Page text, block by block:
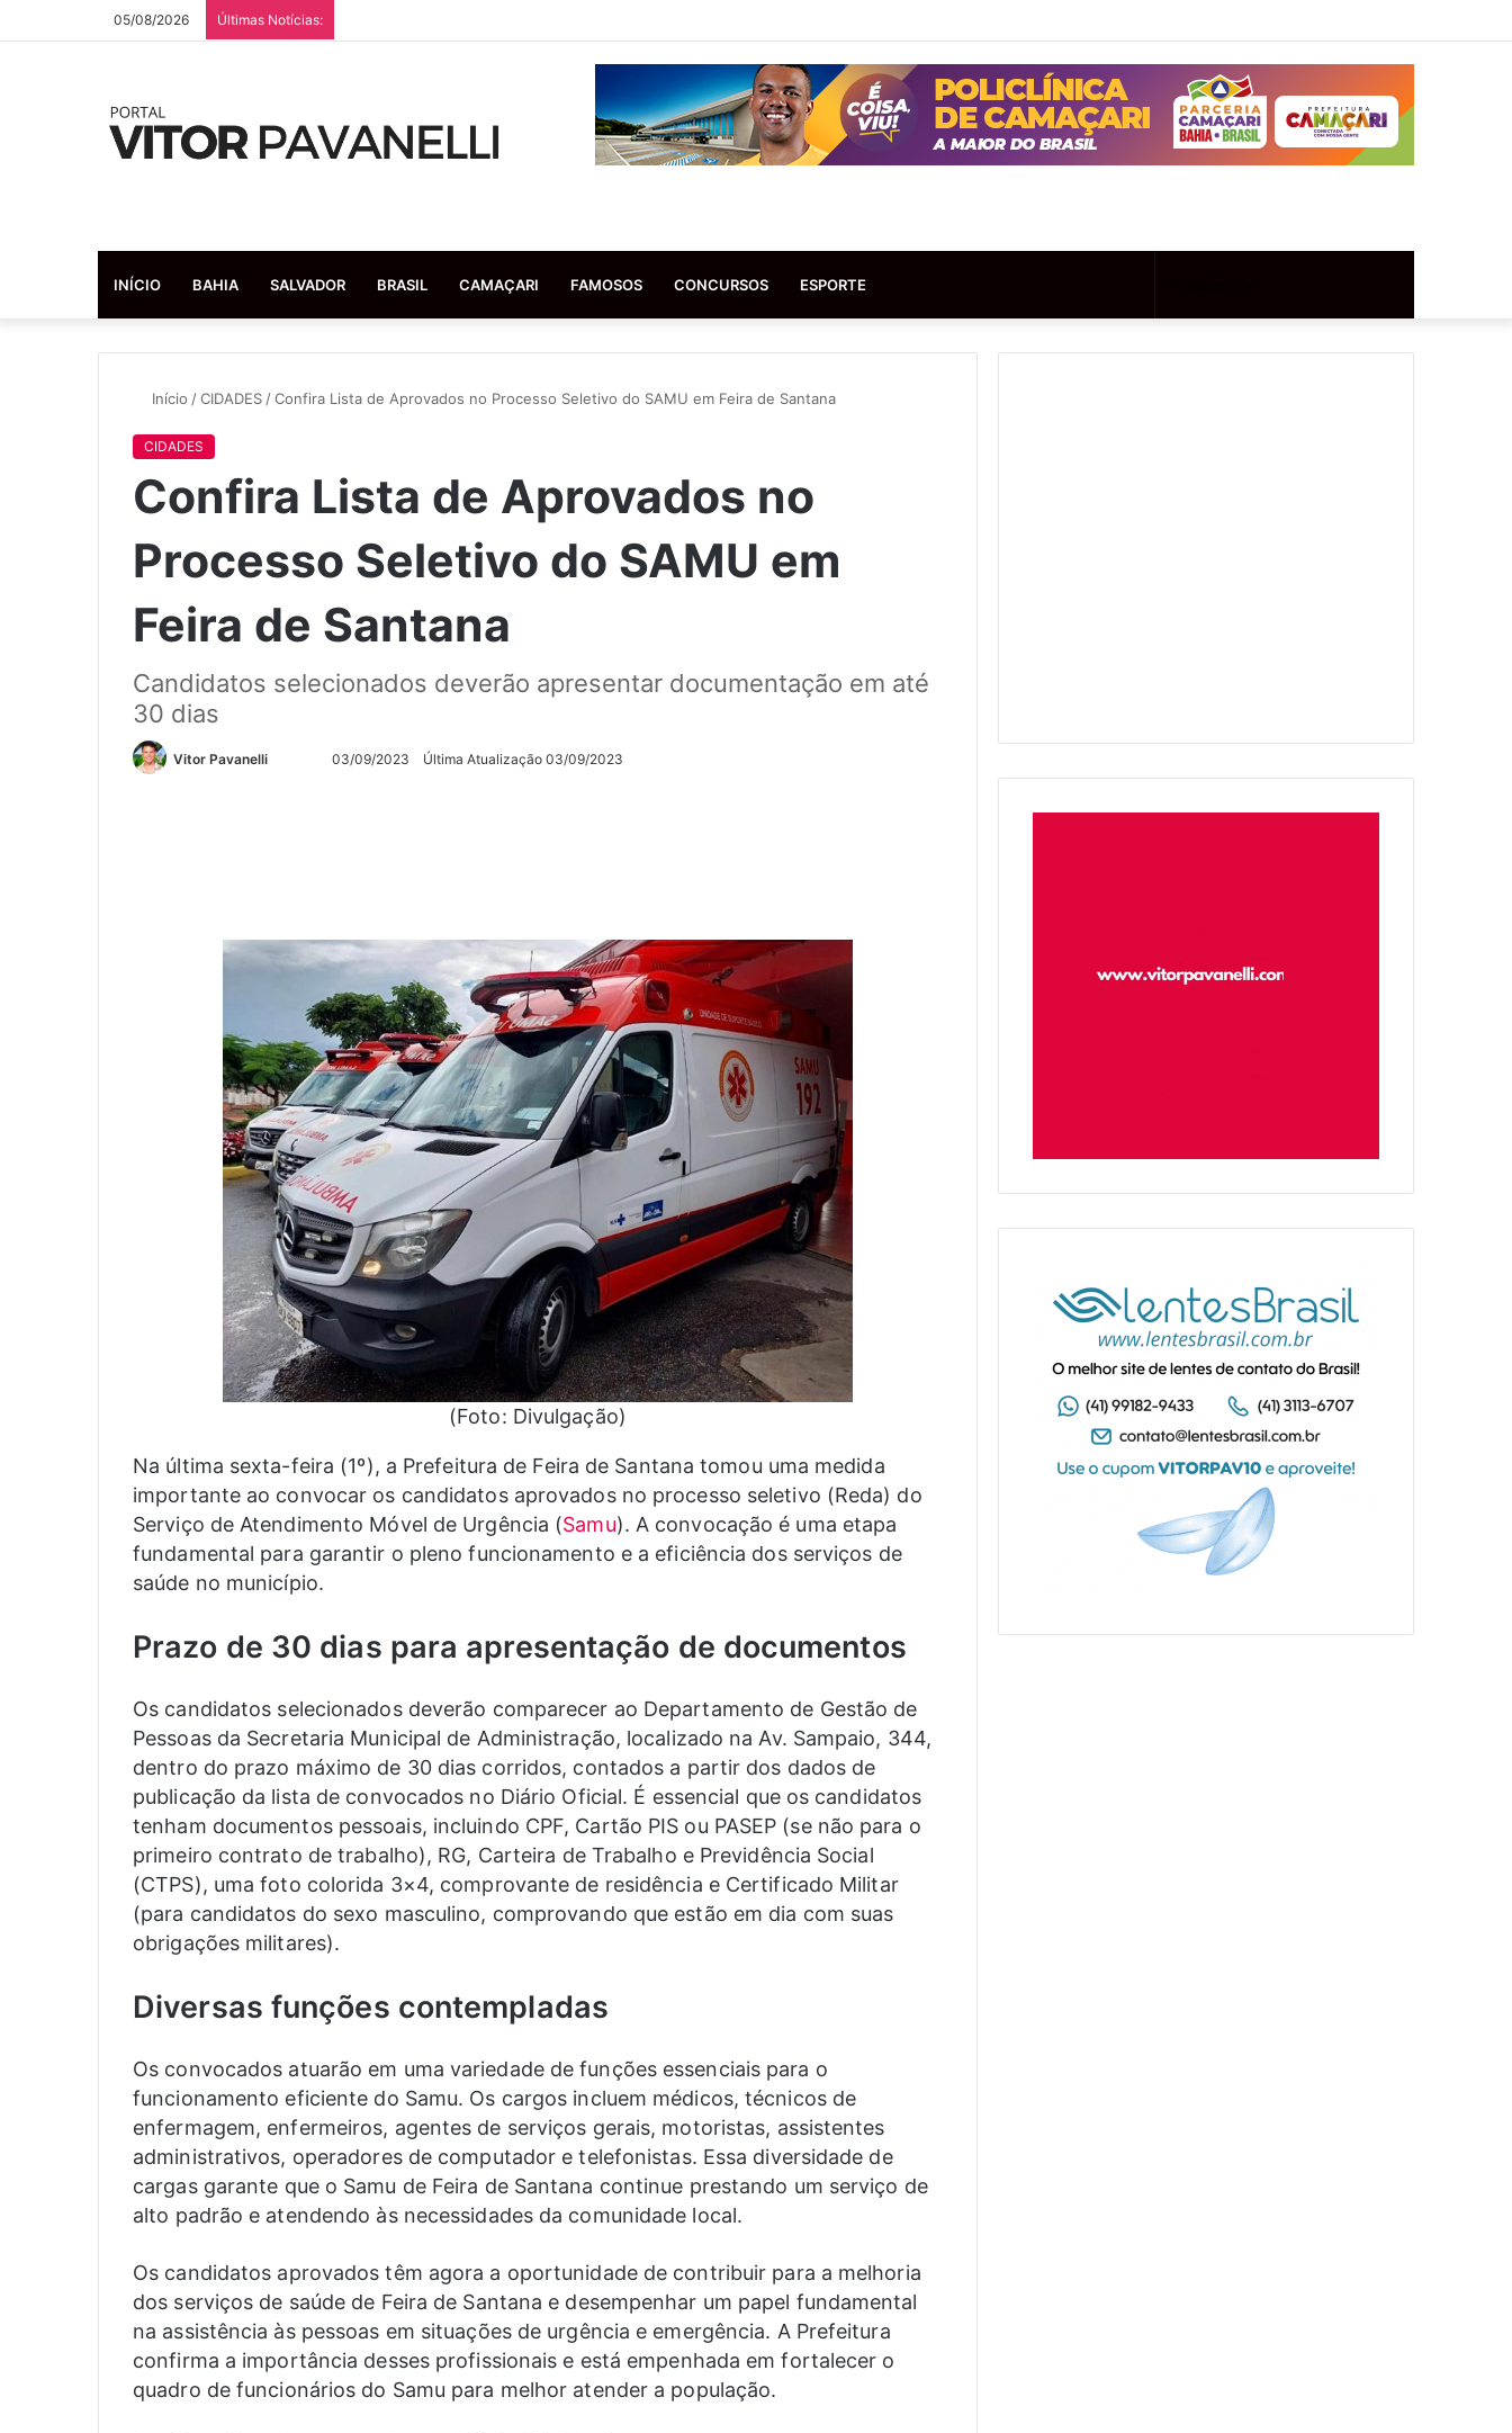
05/08/2026 Últimas Notícias:
INÍCIO BAHIA SALVADOR BRASIL CAMAÇARI FAMOSOS CONCURSOS ESPORTE
por
aleatório
Início /CIDADES /Confira Lista de Aprovados no Processo Seletivo do SAMU em Feira de Santana
CIDADES
Confira Lista de Aprovados no
Processo Seletivo do SAMU em
Feira de Santana
Candidatos selecionados deverão apresentar documentação em até
30 dias
Vitor Pavanelli
Mande03/09/2023 Última Atualização 03/09/2023
(Foto: Divulgação)
Na última sexta-feira (1º), a Prefeitura de Feira de Santana tomou uma medida
importante ao convocar os candidatos aprovados no processo seletivo (Reda) do
Serviço de Atendimento Móvel de Urgência (Samu). A convocação é uma etapa
fundamental para garantir o pleno funcionamento e a eficiência dos serviços de
saúde no município.
Prazo de 30 dias para apresentação de documentos
Os candidatos selecionados deverão comparecer ao Departamento de Gestão de
Pessoas da Secretaria Municipal de Administração, localizado na Av. Sampaio, 344,
dentro do prazo máximo de 30 dias corridos, contados a partir dos dados de
publicação da lista de convocados no Diário Oficial. É essencial que os candidatos
tenham documentos pessoais, incluindo CPF, Cartão PIS ou PASEP (se não para o
primeiro contrato de trabalho), RG, Carteira de Trabalho e Previdência Social
(CTPS), uma foto colorida 3×4, comprovante de residência e Certificado Militar
(para candidatos do sexo masculino, comprovando que estão em dia com suas
obrigações militares).
Diversas funções contempladas
Os convocados atuarão em uma variedade de funções essenciais para o
funcionamento eficiente do Samu. Os cargos incluem médicos, técnicos de
enfermagem, enfermeiros, agentes de serviços gerais, motoristas, assistentes
administrativos, operadores de computador e telefonistas. Essa diversidade de
cargas garante que o Samu de Feira de Santana continue prestando um serviço de
alto padrão e atendendo às necessidades da comunidade local.
Os candidatos aprovados têm agora a oportunidade de contribuir para a melhoria
dos serviços de saúde de Feira de Santana e desempenhar um papel fundamental
na assistência às pessoas em situações de urgência e emergência. A Prefeitura
confirma a importância desses profissionais e está empenhada em fortalecer o
quadro de funcionários do Samu para melhor atender a população.